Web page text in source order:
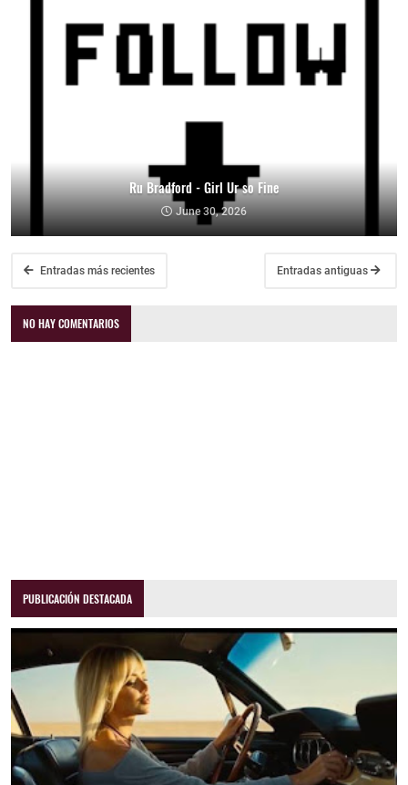
Ru Bradford - Girl Ur so Fine
June 30, 2026
Entradas más recientes Entradas antiguas
NO HAY COMENTARIOS
PUBLICACIÓN DESTACADA